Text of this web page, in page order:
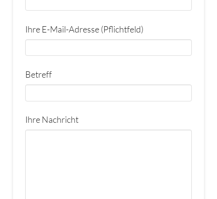
Bitte
lasse
dieses
Feld
leer.
Ihre E-Mail-Adresse (Pflichtfeld)
Bitte
lasse
dieses
Feld
leer.
Betreff
Bitte
lasse
Ihre Nachricht